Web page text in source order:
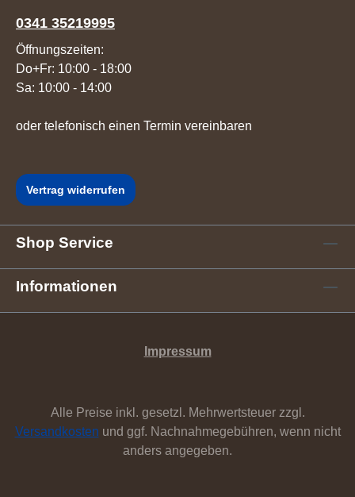
0341 35219995
Öffnungszeiten:
Do+Fr: 10:00 - 18:00
Sa: 10:00 - 14:00
oder telefonisch einen Termin vereinbaren
Vertrag widerrufen
Shop Service
Informationen
Impressum
Alle Preise inkl. gesetzl. Mehrwertsteuer zzgl.
Versandkosten und ggf. Nachnahmegebühren, wenn nicht
anders angegeben.